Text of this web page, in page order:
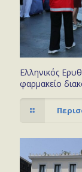
Ελληνικός
φαρμακείο